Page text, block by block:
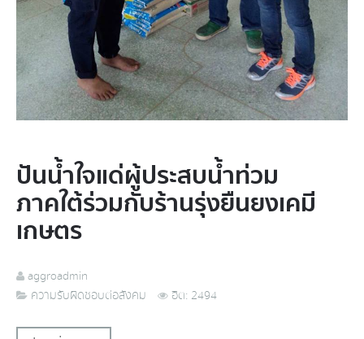
ปันน้ำใจแด่ผู้ประสบน้ำท่วม
ภาคใต้ร่วมกับร้านรุ่งยืนยงเคมี
เกษตร
aggroadmin
ความรับผิดชอบต่อสังคม
ฮิต: 2494